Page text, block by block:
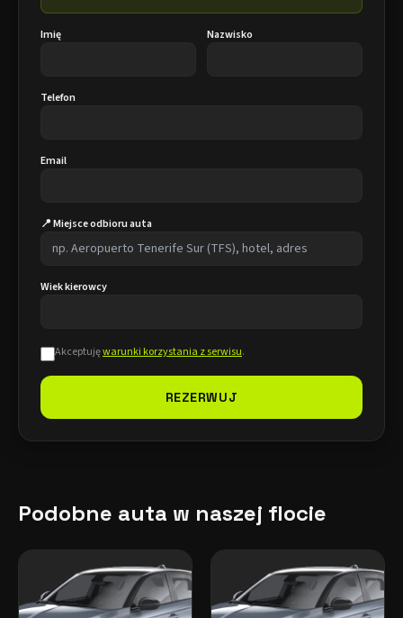
Imię Nazwisko
Telefon
Email
📍 Miejsce odbioru auta
Wiek kierowcy
Akceptujęwarunki korzystania z serwisu.
REZERWUJ
Podobne auta w naszej flocie